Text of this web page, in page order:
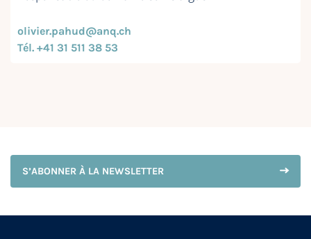
olivier.pahud@anq.ch
Tél. +41 31 511 38 53
S’ABONNER À LA NEWSLETTER